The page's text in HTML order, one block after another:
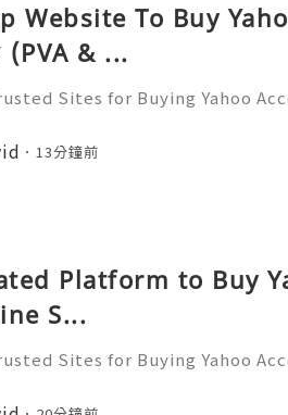
Website To Buy
(PVA & ...
Sites for Buying Yahoo
13分鐘前
Platform to Buy
S...
Sites for Buying Yahoo